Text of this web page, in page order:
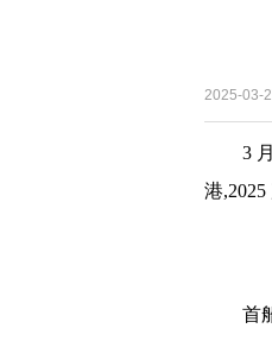
2025-03-
3
港
首